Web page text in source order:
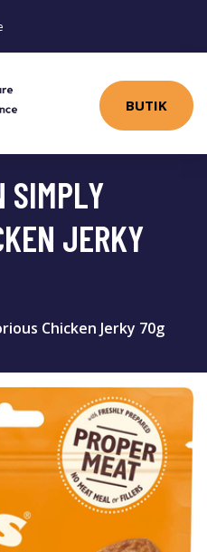
BUTIK
SIMPLY
JERKY
Chicken Jerky 70g